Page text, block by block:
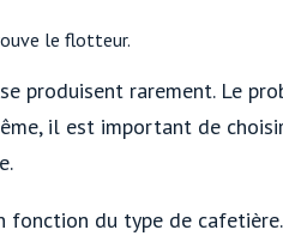
le flotteur.
produisent rarement. Le
il est important de
fonction du type de